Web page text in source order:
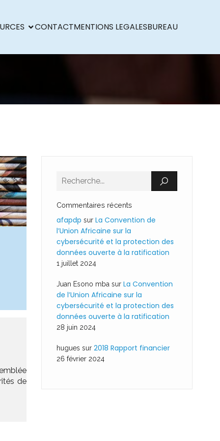
CONTACTMENTIONS LEGALESBUREAU
de
Commentaires récents
afapdp sur La Convention de
l’Union Africaine sur la
cybersécurité et la protection des
données ouverte à la ratification
1 juillet 2024
Juan Esono mba sur La Convention
de l’Union Africaine sur la
cybersécurité et la protection des
données ouverte à la ratification
28 juin 2024
hugues sur 2018 Rapport financier
26 février 2024